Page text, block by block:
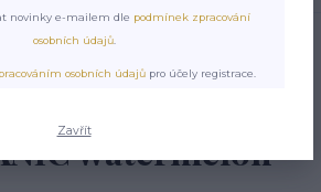
OBLEČENÍ
Dětské taneční tričko SPONTANIC
watermelon
novinky e-mailem dle podmínek zpracování
osobních údajů.
osobních údajů pro účely registrace.
Zavřít